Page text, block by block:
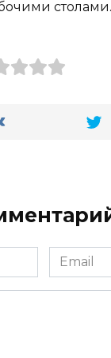
столами.
Email
*